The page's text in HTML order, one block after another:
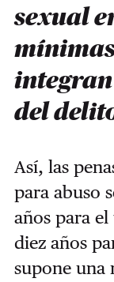
sexual
integran
del
Así, las
para abuso
años para
diez años
supone una